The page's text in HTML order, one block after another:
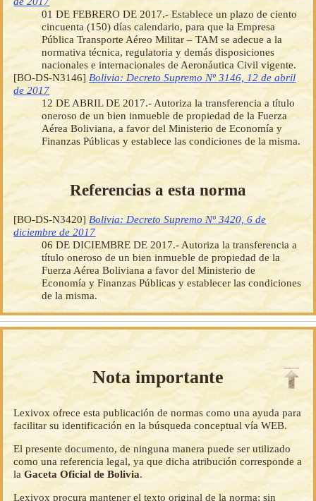
01 DE FEBRERO DE 2017.- Establece un plazo de ciento
cincuenta (150) días calendario, para que la Empresa
Pública Transporte Aéreo Militar – TAM se adecue a la
normativa técnica, regulatoria y demás disposiciones
nacionales e internacionales de Aeronáutica Civil vigente.
[BO-DS-N3146]Bolivia: Decreto Supremo Nº 3146, 12 de abril
de 2017
12 DE ABRIL DE 2017.- Autoriza la transferencia a título
oneroso de un bien inmueble de propiedad de la Fuerza
Aérea Boliviana, a favor del Ministerio de Economía y
Finanzas Públicas y establece las condiciones de la misma.
Referencias a esta norma
[BO-DS-N3420] Bolivia: Decreto Supremo Nº 3420, 6 de
diciembre de 2017
06 DE DICIEMBRE DE 2017.- Autoriza la transferencia a
título oneroso de un bien inmueble de propiedad de la
Fuerza Aérea Boliviana a favor del Ministerio de
Economía y Finanzas Públicas y establecer las condiciones
de la misma.
Nota importante
Lexivox ofrece esta publicación de normas como una ayuda para
facilitar su identificación en la búsqueda conceptual vía WEB.
El presente documento, de ninguna manera puede ser utilizado
como una referencia legal, ya que dicha atribución corresponde a
laGaceta Oficial de Bolivia.
Lexivox procura mantener el texto original de la norma; sin